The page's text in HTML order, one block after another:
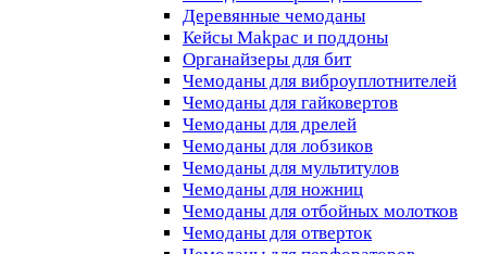
Деревянные чемоданы
Кейсы Makpac и поддоны
Органайзеры для бит
Чемоданы для виброуплотнителей
Чемоданы для гайковертов
Чемоданы для дрелей
Чемоданы для лобзиков
Чемоданы для мультитулов
Чемоданы для ножниц
Чемоданы для отбойных молотков
Чемоданы для отверток